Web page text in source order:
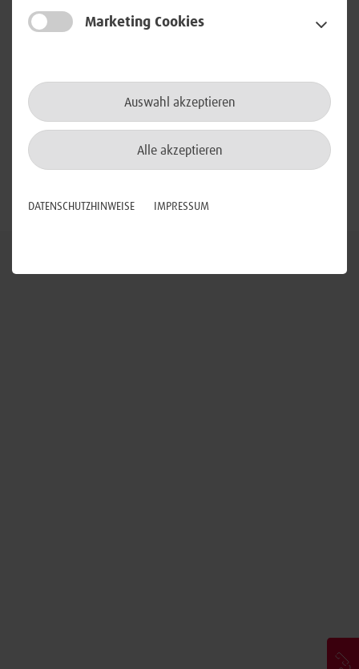
Marketing Cookies
Auswahl akzeptieren
Alle akzeptieren
DATENSCHUTZHINWEISE IMPRESSUM
14.00 Uhr und am Samstag, den 29. April 2023 von 10.00
bis 15.00 Uhr an unserem Stand auf der Bildungs- und
(MOC München – Lilienthalallee 40 – 80939 München)
Weitere Informationen findest duhier.
Wir freuen uns auf deinen Besuch.